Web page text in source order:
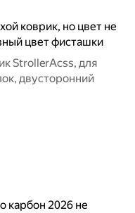
коврик, но цвет не
цвет фисташки
StrollerAcss, для
двусторонний
карбон 2026 не